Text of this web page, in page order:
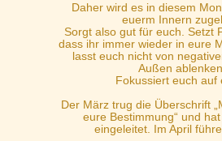
Daher wird es in diesem
euerm Innern
Sorgt also gut für euch. Setzt
dass ihr immer wieder in eure
lasst euch nicht von
Außen ablenken.
Fokussiert euch auf
Der März trug die Überschrift
eure Bestimmung“ und
eingeleitet. Im April